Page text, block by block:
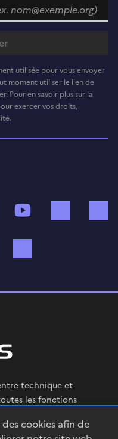
cookies afin de
utilisée pour vous envoyer
moment utiliser le lien de
Pour en savoir plus sur la
exercer vos droits,
TikTok
technique et
les fonctions